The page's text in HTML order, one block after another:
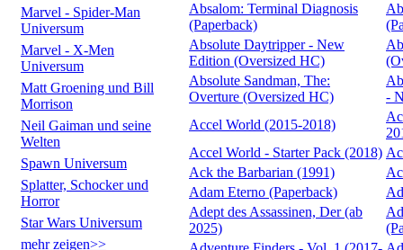
Marvel - Spider-Man
Universum
Marvel - X-Men
Universum
Matt Groening und Bill
Morrison
Neil Gaiman und seine
Welten
Spawn Universum
Splatter, Schocker und
Horror
Star Wars Universum
mehr zeigen>>
Absalom: Terminal Diagnosis
(Paperback)
Absolute Daytripper - New
Edition (Oversized HC)
Absolute Sandman, The:
Overture (Oversized HC)
-
Accel World (2015-2018)
Accel World - Starter Pack (2018)
Ack the Barbarian (1991)
Adam Eterno (Paperback)
Adept des Assassinen, Der (ab
2025)